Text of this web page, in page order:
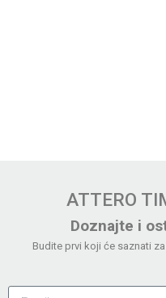
ATTERO
Doznajte i
Budite prvi koji će saznati